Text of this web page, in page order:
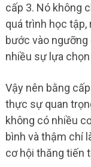
cấp 3. Nó không
quá trình học
bước vào
nhiều sự lựa
Vậy nên bằng
thực sự quan
không có nhiều
bình và thậm chí
cơ hội thăng tiến